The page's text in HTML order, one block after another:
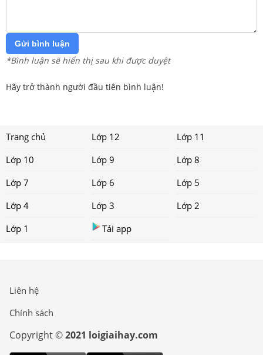
Gửi bình luận
*Bình luận sẽ hiển thị sau khi được duyệt
Hãy trở thành người đầu tiên bình luận!
Trang chủ Lớp 12
Lớp 11
Lớp 10
Lớp 9
Lớp 8
Lớp 7
Lớp 6
Lớp 5
Lớp 4
Lớp 3
Lớp 2
Lớp 1
Tải app
Liên hệ
Chính sách
Copyright ©2021 loigiaihay.com